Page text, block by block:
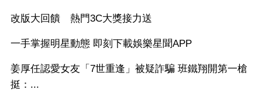
改版大回饋 熱門3C大獎接力送
一手掌握明星動態 即刻下載娛樂星聞APP
姜厚任認愛女友「7世重逢」被疑詐騙 班鐵翔開第一槍
挺：...